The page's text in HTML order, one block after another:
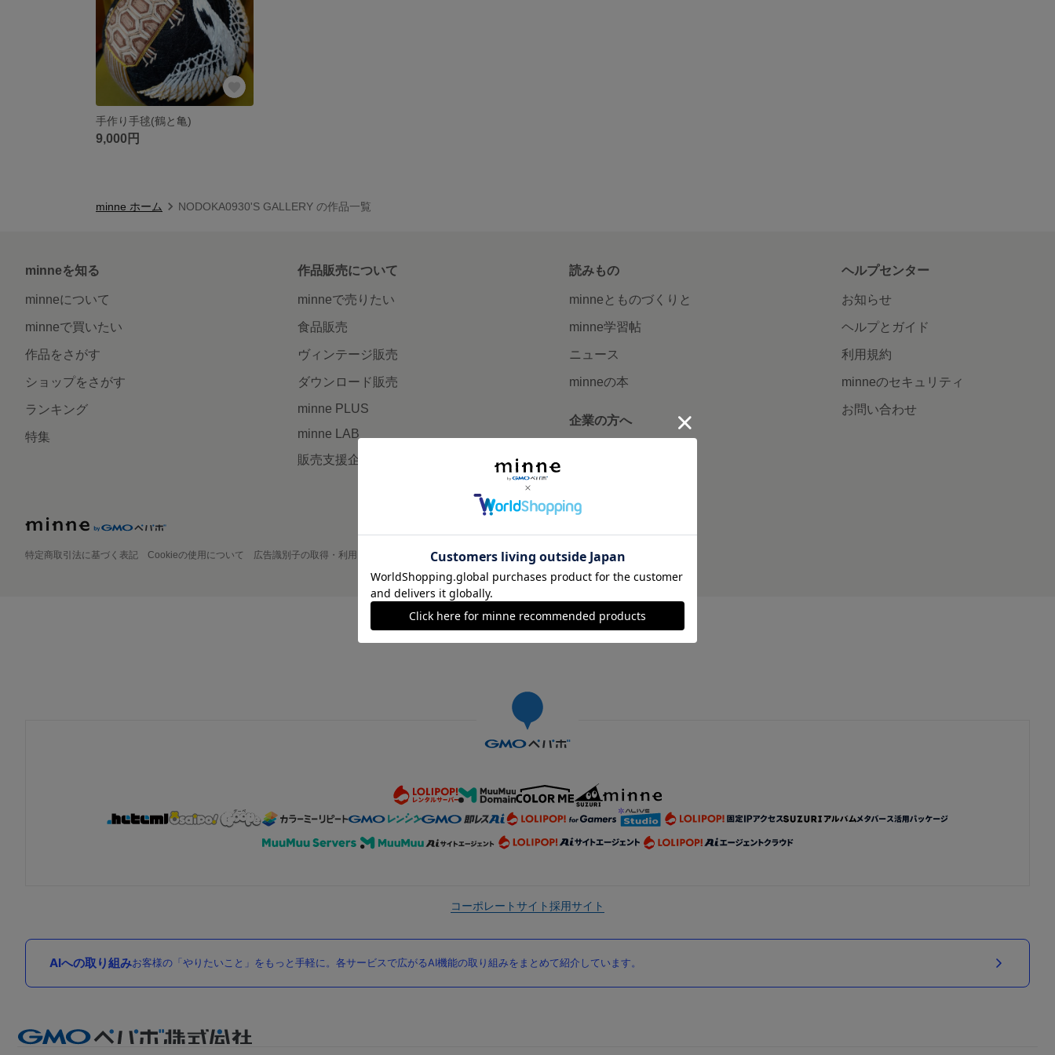
手作り手毬(鶴と亀)
9,000円
minne ホーム NODOKA0930'S GALLERY の作品一覧
minneを知る
minneについて
minneで買いたい
作品をさがす
ショップをさがす
ランキング
特集
作品販売について
minneで売りたい
食品販売
ヴィンテージ販売
ダウンロード販売
minne PLUS
minne LAB
販売支援企画・イベント
読みもの
minneとものづくりと
minne学習帖
ニュース
minneの本
企業の方へ
ヘルプセンター
お知らせ
ヘルプとガイド
利用規約
minneのセキュリティ
お問い合わせ
特定商取引法に基づく表記 Cookieの使用について 広告識別子の取得・利用 プライバシーポリシー 会社概要 採用情報 メディアキット
©GMO Pepabo, Inc. All rights reserved.
コーポレートサイト採用サイト
AIへの取り組みお客様の「やりたいこと」をもっと手軽に。各サービスで広がるAI機能の取り組みをまとめて紹介しています。